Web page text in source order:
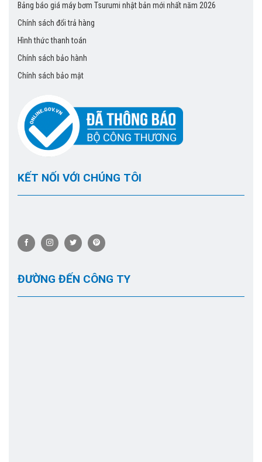
Bảng báo giá máy bơm Tsurumi nhật bản mới nhất năm 2026
Chính sách đổi trả hàng
Hình thức thanh toán
Chính sách bảo hành
Chính sách bảo mật
KẾT NỐI VỚI CHÚNG TÔI
ĐƯỜNG ĐẾN CÔNG TY